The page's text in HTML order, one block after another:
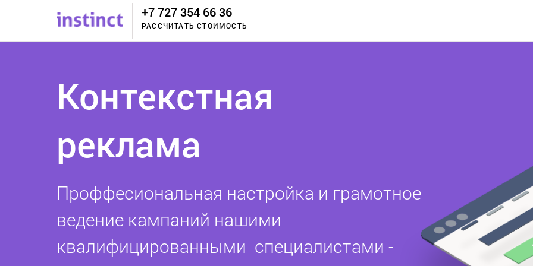
+7 727 354 66 36
РАССЧИТАТЬ СТОИМОСТЬ
Контекстная
реклама
Проффесиональная настройка и грамотное
ведение кампаний нашими
квалифицированными специалистами -